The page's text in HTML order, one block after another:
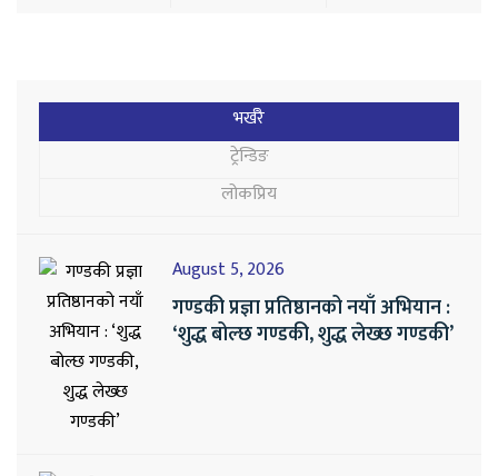
भर्खरै
ट्रेन्डिङ
लोकप्रिय
August 5, 2026
गण्डकी प्रज्ञा प्रतिष्ठानको नयाँ अभियान :
‘शुद्ध बोल्छ गण्डकी, शुद्ध लेख्छ गण्डकी’